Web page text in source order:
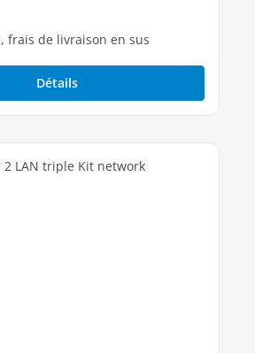
Gigabit libres
frais de livraison en sus
Détails